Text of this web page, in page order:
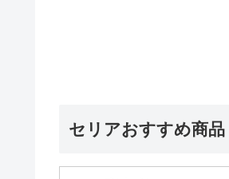
セリアおすすめ商品